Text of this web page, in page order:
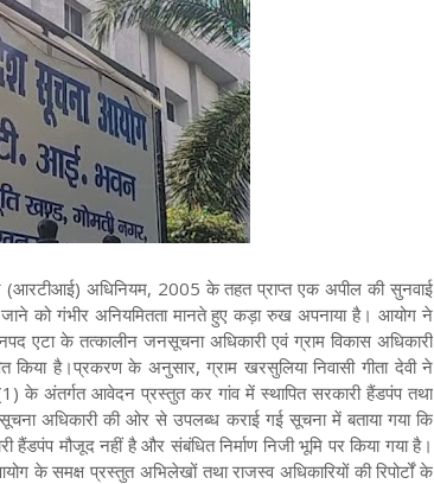
अधिनियम, 2005 के तहत प्राप्त एक अपील की सुनवाई
को गंभीर अनियमितता मानते हुए कड़ा रुख अपनाया है। आयोग ने
एटा के तत्कालीन जनसूचना अधिकारी एवं ग्राम विकास अधिकारी
किया है।प्रकरण के अनुसार, ग्राम खरसुलिया निवासी गीता देवी ने
के अंतर्गत आवेदन प्रस्तुत कर गांव में स्थापित सरकारी हैंडपंप तथा
अधिकारी की ओर से उपलब्ध कराई गई सूचना में बताया गया कि
हैंडपंप मौजूद नहीं है और संबंधित निर्माण निजी भूमि पर किया गया है।
के समक्ष प्रस्तुत अभिलेखों तथा राजस्व अधिकारियों की रिपोर्टों के